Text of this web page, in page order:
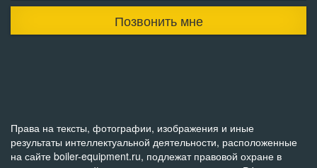
Позвонить мне
Права на тексты, фотографии, изображения и иные
результаты интеллектуальной деятельности, расположенные
на сайте boiler-equipment.ru, подлежат правовой охране в